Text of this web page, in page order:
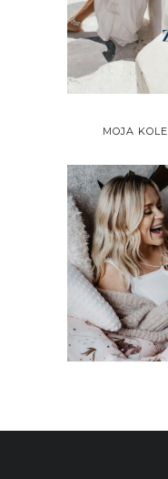
MOJA